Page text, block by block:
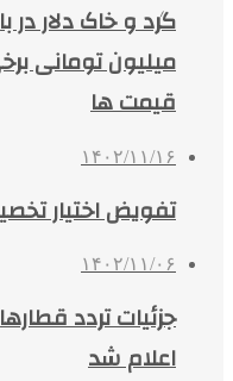
میلیون تومانی
قیمت ها
۱۴۰۲/۱۱/۱۶
تفویض اختیار
۱۴۰۲/۱۱/۰۶
جزئیات تردد
اعلام شد